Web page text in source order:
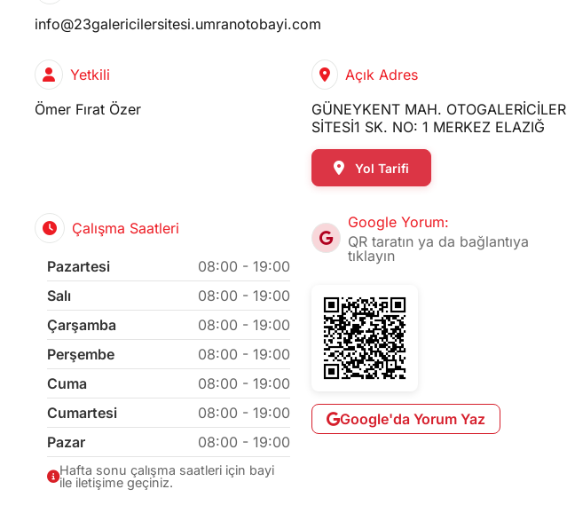
info@23galericilersitesi.umranotobayi.com
Yetkili
Ömer Fırat Özer
Açık Adres
GÜNEYKENT MAH. OTOGALERİCİLER
SİTESİ1 SK. NO: 1 MERKEZ ELAZIĞ
Yol Tarifi
Çalışma Saatleri
Pazartesi
08:00 - 19:00
Salı
08:00 - 19:00
Çarşamba
08:00 - 19:00
Perşembe
08:00 - 19:00
Cuma
08:00 - 19:00
Cumartesi
08:00 - 19:00
Pazar
08:00 - 19:00
Hafta sonu çalışma saatleri için bayi
ile iletişime geçiniz.
Google Yorum:
QR taratın ya da bağlantıya
tıklayın
Google'da Yorum Yaz